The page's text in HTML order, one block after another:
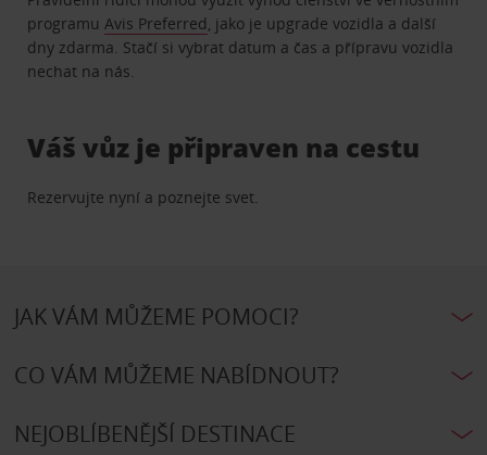
programuAvis Preferred, jako je upgrade vozidla a další
dny zdarma. Stačí si vybrat datum a čas a přípravu vozidla
nechat na nás.
Váš vůz je připraven na cestu
Rezervujte nyní a poznejte svet.
JAK VÁM MŮŽEME POMOCI?
CO VÁM MŮŽEME NABÍDNOUT?
NEJOBLÍBENĚJŠÍ DESTINACE